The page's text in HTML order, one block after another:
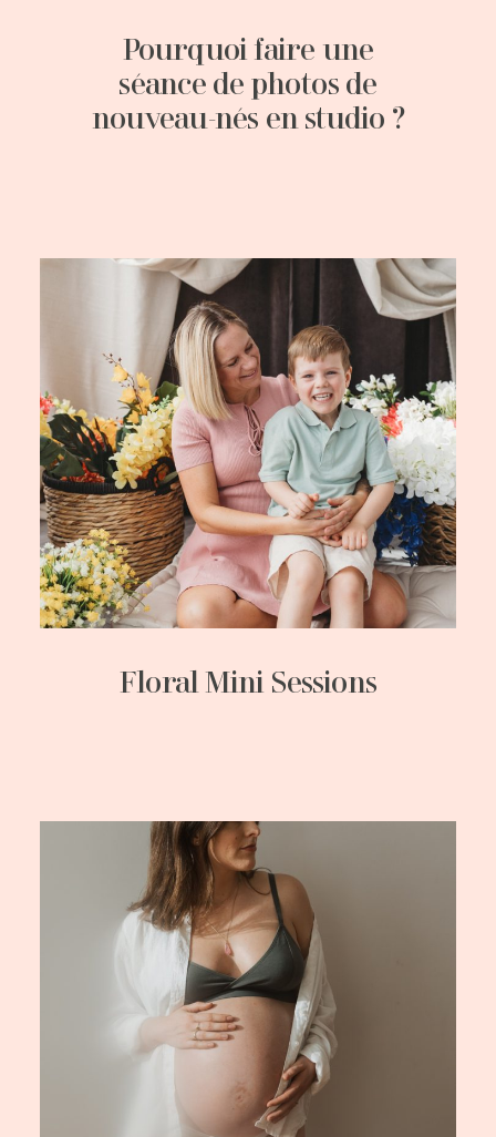
Pourquoi faire une
séance de photos de
nouveau-nés en studio ?
Floral Mini Sessions